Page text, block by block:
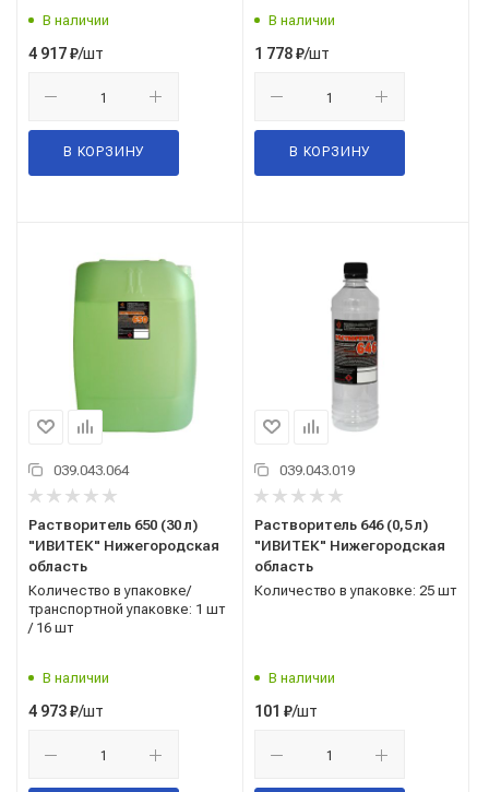
В наличии
4 917₽/шт
В КОРЗИНУ
В наличии
1 778₽/шт
В КОРЗИНУ
039.043.064
Растворитель 650 (30 л)
"ИВИТЕК" Нижегородская
область
Количество в упаковке/
транспортной упаковке: 1 шт
/ 16 шт
В наличии
4 973₽/шт
039.043.019
Растворитель 646 (0,5 л)
"ИВИТЕК" Нижегородская
область
Количество в упаковке: 25 шт
В наличии
101 ₽/шт